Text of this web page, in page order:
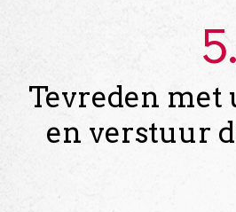
5.
Tevreden met
en verstuur